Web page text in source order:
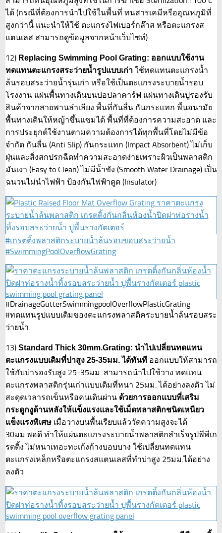
ได้ (กรณีที่ต้องการนำไปใช้ในพื้นที่ ทนสารเคมีหรืออุณหภูมิที่
สูงกว่านี้ แนะนำให้ใช้ ตะแกรงไฟเบอร์กล๊าส หรือตะแกรงส
แตนเลส สามารถดูข้อมูลจากหน้าเว็บไซท์)
12) Replacing Swimming Pool Grating: ออกแบบใช้งาน
ทดแทนตะแกรงสระว่ายน้ำรูปแบบเก่า ใช้ทดแทนตะแกรงน้ำ
ล้นรอบสระว่ายน้ำรุ่นเก่า หรือใช้เป็นตะแกรงระบายน้ำรอบ
โรงงาน แผ่นพื้นทางเดินบนบ่อปลาคาร์ฟ แผ่นทางเดินปูรองรับ
สินค้าจากสายพานลำเลียง พื้นที่กันลื่น กันกระแทก พื้นอนามัย
พื้นทางเดินให้หญ้าขึ้นแซมได้ พื้นที่ที่ต้องการความสะอาด และ
การประยุกต์ใช้งานตามความต้องการได้ทุกพื้นที่โดยไม่มีข้อ
จำกัด กันลื่น (Anti Slip) กันกระแทก (Impact Absorbent) ไม่เก็บ
ฝุ่นและสิ่งสกปรกฉีดทำความสะอาดง่ายเพราะผิวเป็นพลาสติก
มันเงา (Easy to Clean) ไม่มีน้ำขัง (Smooth Water Drainage) เป็น
ฉนวนไม่นำไฟฟ้า ป้องกันไฟฟ้าดูด (Insulator)
#เกรตติ้งพลาสติกระบายน้ำล้นรอบขอบสระว่ายน้ำ
#SwimmingPoolOverflowGrating
#DrainageGutterSwimmingpoolOverflowPlasticGrating
#ทดแทนรูปแบบเดิมของตะแกรงพลาสติคระบายน้ำล้นรอบสระ
ว่ายน้ำ
13) Standard Thick 30mm.Grating: นำไปเปลี่ยนทดแทน
ตะแกรงแบบเดิมที่บ่าสูง 25-35มม. ได้ทันที ออกแบบให้สามารถ
ใช้กับบ่ารองรับสูง 25-35มม. สามารถนำไปใช้วาง ทดแทน
ตะแกรงพลาสติกรุ่นเก่าแบบเดิมที่หนา 25มม. ได้อย่างลงตัว ไม่
สะดุดเวลารถเข็นหรือคนเดินผ่าน ด้วยการออกแบบที่เสริม
กระดูกงูด้านหลังให้แข็งแรงและใช้เม็ดพลาสติกชนิดเหนียว
แข็งแรงพิเศษ เมื่อวางบนพื้นเรียบแล้ววัดความสูงจะได้
30มม.พอดี ทำให้แผ่นตะแกรงระบายน้ำพลาสติกสำเร็จรูปพีพีเก
รตติ้ง ไม่หนาเทอะทะเก้งก้างบอบบาง ใช้เปลี่ยนทดแทน
ตะแกรงเหล็กหรือตะแกรงสแตนเลสที่ทำบ่าสูง 25มม.ได้อย่าง
ลงตัว